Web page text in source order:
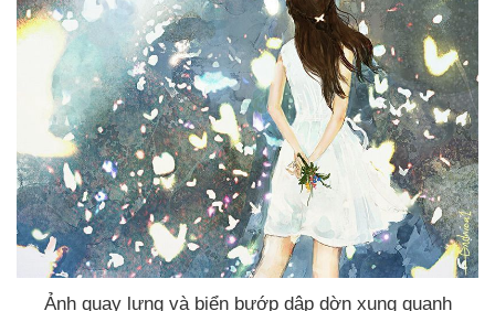
Ảnh quay lưng và biển bướp dập dờn xung quanh